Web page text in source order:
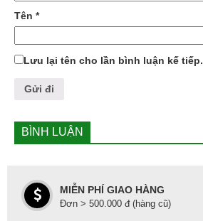
Tên *
Lưu lại tên cho lần bình luận kế tiếp.
BÌNH LUẬN
MIỄN PHÍ GIAO HÀNG
Đơn > 500.000 đ (hàng cũ)